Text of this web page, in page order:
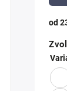
od